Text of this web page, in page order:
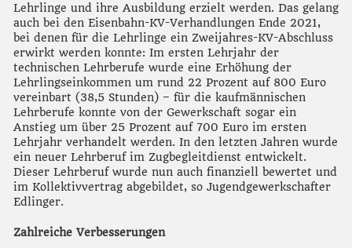
Lehrlinge und ihre Ausbildung erzielt werden. Das gelang
auch bei den Eisenbahn-KV-Verhandlungen Ende 2021,
bei denen für die Lehrlinge ein Zweijahres-KV-Abschluss
erwirkt werden konnte: Im ersten Lehrjahr der
technischen Lehrberufe wurde eine Erhöhung der
Lehrlingseinkommen um rund 22 Prozent auf 800 Euro
vereinbart (38,5 Stunden) – für die kaufmännischen
Lehrberufe konnte von der Gewerkschaft sogar ein
Anstieg um über 25 Prozent auf 700 Euro im ersten
Lehrjahr verhandelt werden. In den letzten Jahren wurde
ein neuer Lehrberuf im Zugbegleitdienst entwickelt.
Dieser Lehrberuf wurde nun auch finanziell bewertet und
im Kollektivvertrag abgebildet, so Jugendgewerkschafter
Edlinger.
Zahlreiche Verbesserungen